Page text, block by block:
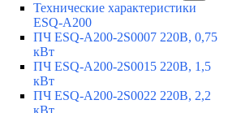
Технические характеристики
ESQ-A200
ПЧ ESQ-A200-2S0007 220В, 0,75
кВт
ПЧ ESQ-A200-2S0015 220В, 1,5
кВт
ПЧ ESQ-A200-2S0022 220В, 2,2